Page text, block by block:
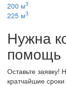
200 м3
225 м3
Нужна
помощь
Оставьте
кратчайшие